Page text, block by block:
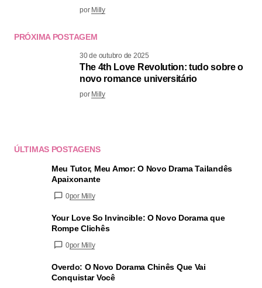
por Milly
PRÓXIMA POSTAGEM
30 de outubro de 2025
The 4th Love Revolution: tudo sobre o
novo romance universitário
por Milly
ÚLTIMAS POSTAGENS
Meu Tutor, Meu Amor: O Novo Drama Tailandês
Apaixonante
0por Milly
Your Love So Invincible: O Novo Dorama que
Rompe Clichês
0por Milly
Overdo: O Novo Dorama Chinês Que Vai
Conquistar Você